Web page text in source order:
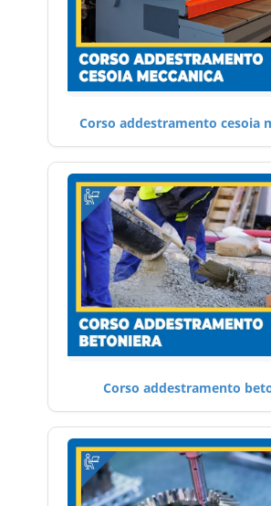
Corso addestramento cesoia
Corso addestramento